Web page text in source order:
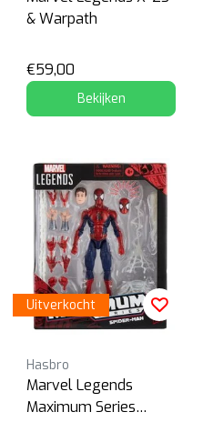
& Warpath
€59,00
Bekijken
Uitverkocht
Hasbro
Marvel Legends
Maximum Series